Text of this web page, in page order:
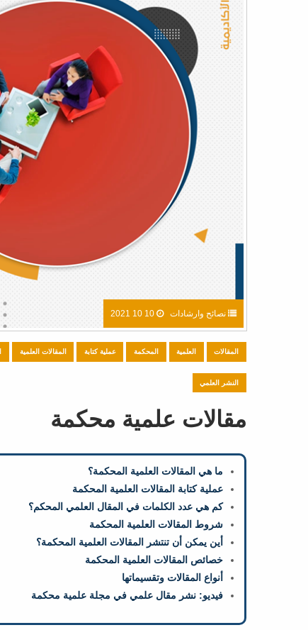
نصائح وارشادات
المقالات العلمية المحكمة عملية كتابة المقالات العلمية
النشر العلمي
مقالات علمية محكمة
ما هي المقالات العلمية المحكمة؟
عملية كتابة المقالات العلمية المحكمة
كم هي عدد الكلمات في المقال العلمي المحكم؟
شروط المقالات العلمية المحكمة
أين يمكن أن تنتشر المقالات العلمية المحكمة؟
خصائص المقالات العلمية المحكمة
أنواع المقالات وتقسيماتها
فيديو: نشر مقال علمي في مجلة علمية محكمة